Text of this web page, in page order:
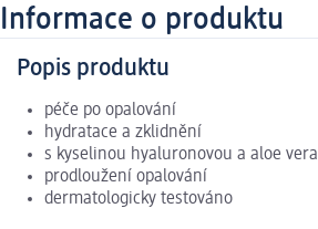
Informace o produktu
Popis produktu
péče po opalování
hydratace a zklidnění
s kyselinou hyaluronovou a aloe vera
prodloužení opalování
dermatologicky testováno